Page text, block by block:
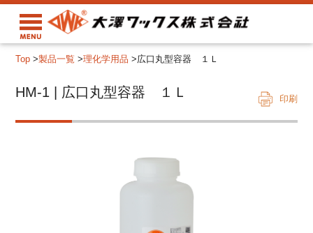
Top >製品一覧 >理化学用品 >広口丸型容器 １Ｌ
HM-1 | 広口丸型容器 １Ｌ 印刷